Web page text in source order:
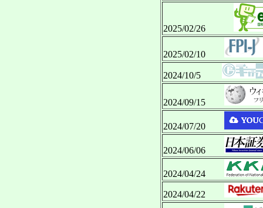
2025/02/26
2025/02/10
2024/10/5
2024/09/15
2024/07/20
2024/06/06
2024/04/24
2024/04/22